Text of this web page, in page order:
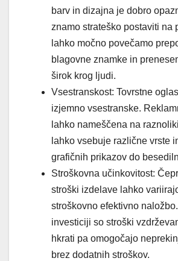
barv in dizajna je dobro
znamo strateško postaviti na
lahko močno povečamo
blagovne znamke in
širok krog ljudi.
Vsestranskost: Tovrstne
izjemno vsestranske.
lahko nameščena na
lahko vsebuje različne vrste
grafičnih prikazov do
Stroškovna učinkovitost:
stroški izdelave lahko
stroškovno efektivno
investiciji so stroški
hkrati pa omogočajo
brez dodatnih stroškov.